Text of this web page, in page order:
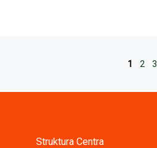
1 2 3
Struktura Centra